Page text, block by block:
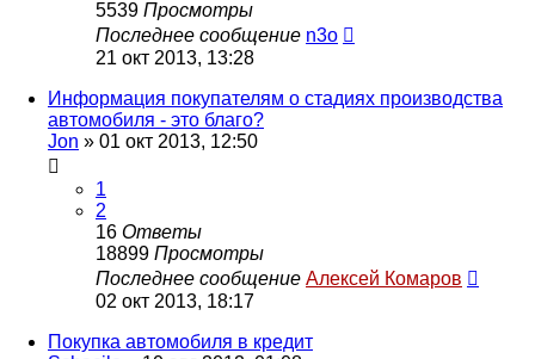
5539 Просмотры
Последнее сообщение n3o
21 окт 2013, 13:28
Информация покупателям о стадиях производства
автомобиля - это благо?
Jon » 01 окт 2013, 12:50
1
2
16 Ответы
18899 Просмотры
Последнее сообщение Алексей Комаров
02 окт 2013, 18:17
Покупка автомобиля в кредит